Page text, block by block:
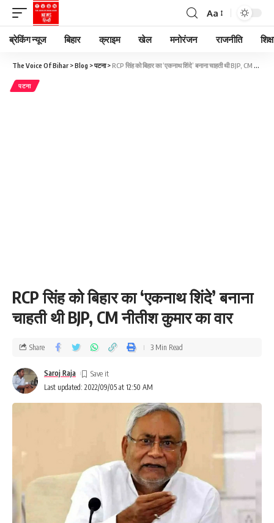
Aa
ब्रेकिंग न्यूज बिहार क्राइम खेल मनोरंजन राजनीति
The Voice Of Bihar >Blog >पटना>RCP सिंह को बिहार का ‘एकनाथ शिंदे’ बनाना चाहती थी BJP, CM नीतीश कुमार का वार
पटना
RCP सिंह को बिहार का ‘एकनाथ शिंदे’ बनाना
चाहती थी BJP, CM नीतीश कुमार का वार
Last updated: 2022/09/05 at 12:50 AM
Saroj Raja
Share 3 Min Read